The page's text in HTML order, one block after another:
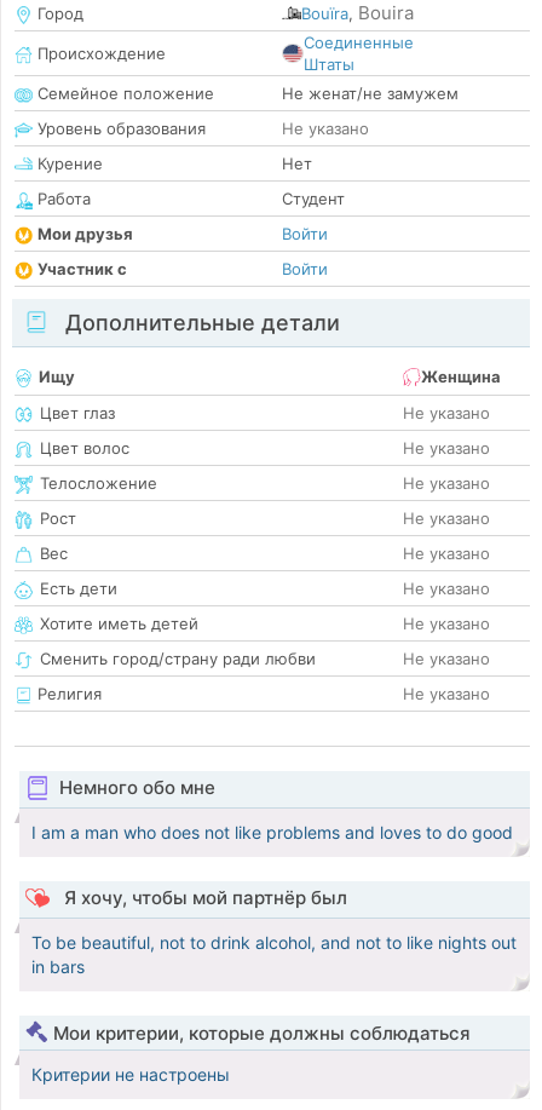
Город
Bouïra, Bouira
Происхождение
Соединенные
Штаты
Семейное положение
Не женат/не замужем
Уровень образования
Не указано
Курение
Нет
Работа
Студент
Мои друзья
Войти
Участник с
Войти
Дополнительные детали
Ищу
Женщина
Цвет глаз
Не указано
Цвет волос
Не указано
Телосложение
Не указано
Рост
Не указано
Вес
Не указано
Есть дети
Не указано
Хотите иметь детей
Не указано
Сменить город/страну ради любви
Не указано
Религия
Не указано
Немного обо мне
I am a man who does not like problems and loves to do good
Я хочу, чтобы мой партнёр был
To be beautiful, not to drink alcohol, and not to like nights out
in bars
Мои критерии, которые должны соблюдаться
Критерии не настроены